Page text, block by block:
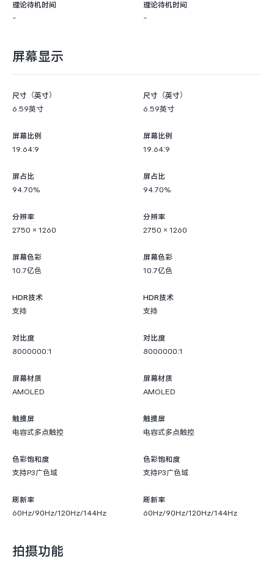
理论待机时间
-
理论待机时间
-
屏幕显示
尺寸（英寸）
6.59英寸
尺寸（英寸）
6.59英寸
屏幕比例
19.64:9
屏幕比例
19.64:9
屏占比
94.70%
屏占比
94.70%
分辨率
2750 × 1260
分辨率
2750 × 1260
屏幕色彩
10.7亿色
屏幕色彩
10.7亿色
HDR技术
支持
HDR技术
支持
对比度
8000000:1
对比度
8000000:1
屏幕材质
AMOLED
屏幕材质
AMOLED
触摸屏
电容式多点触控
触摸屏
电容式多点触控
色彩饱和度
支持P3广色域
色彩饱和度
支持P3广色域
刷新率
60Hz/90Hz/120Hz/144Hz
刷新率
60Hz/90Hz/120Hz/144Hz
拍摄功能